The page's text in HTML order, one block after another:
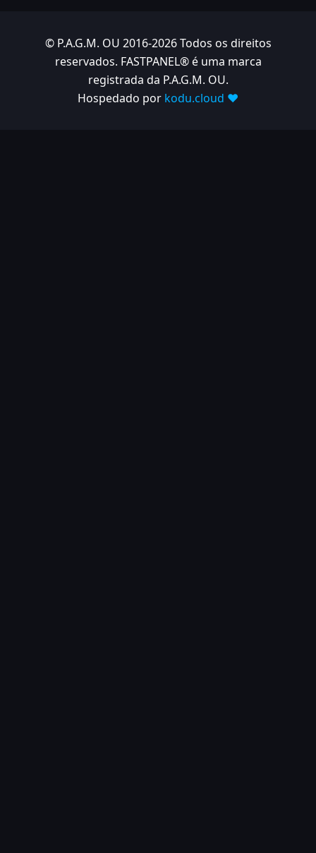
© P.A.G.M. OU 2016-2026 Todos os direitos
reservados. FASTPANEL® é uma marca
registrada da P.A.G.M. OU.
Hospedado por kodu.cloud ❤️